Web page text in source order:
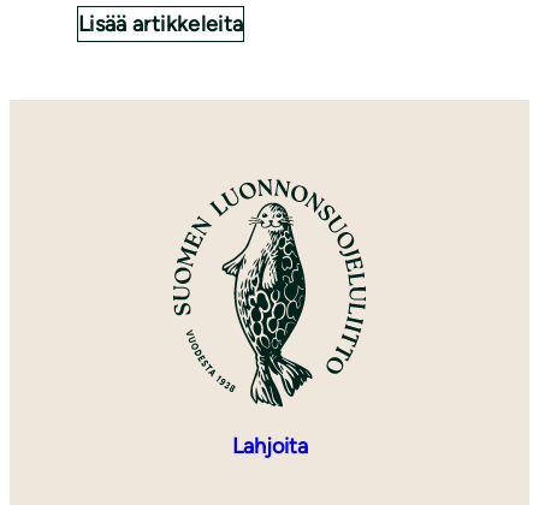
Lisää artikkeleita
Lahjoita